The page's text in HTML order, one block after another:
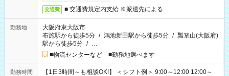
交通費 ■ 交通費規定内支給 ※派遣先による
勤務地
大阪府東大阪市
布施駅から徒歩5分 / 鴻池新田駅から徒歩5分 / 瓢箪山(大阪府)
駅から徒歩5分 / …
■物流センターなど ■勤務地選べます
勤務時間
【1日3時間～も相談OK!】 ＜シフト例＞ 9:00～12:00 12:00～